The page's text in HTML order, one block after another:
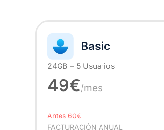
Basic
24GB – 5 Usuarios
49€/mes
Antes 60€
FACTURACIÓN ANUAL